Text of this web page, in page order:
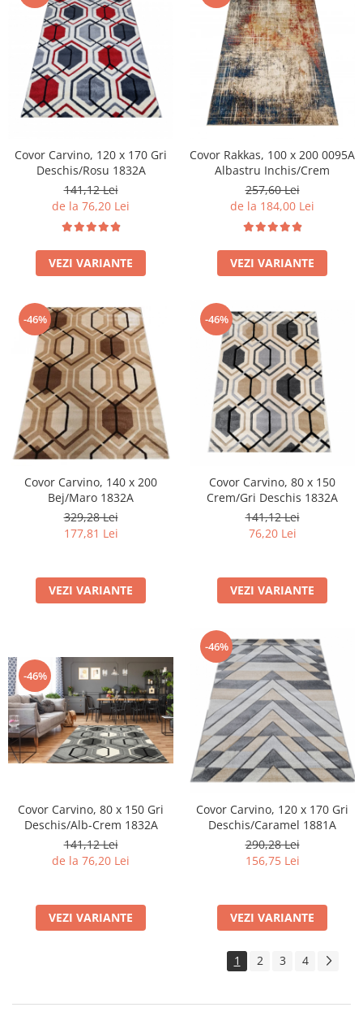
Covor Carvino, 120 x 170 Gri
Deschis/Rosu 1832A
141,12 Lei
de la 76,20 Lei
VEZI VARIANTE
Covor Rakkas, 100 x 200 0095A
Albastru Inchis/Crem
257,60 Lei
de la 184,00 Lei
VEZI VARIANTE
-46%
Covor Carvino, 140 x 200
Bej/Maro 1832A
329,28 Lei
177,81 Lei
VEZI VARIANTE
-46%
Covor Carvino, 80 x 150
Crem/Gri Deschis 1832A
141,12 Lei
76,20 Lei
VEZI VARIANTE
-46%
Covor Carvino, 80 x 150 Gri
Deschis/Alb-Crem 1832A
141,12 Lei
de la 76,20 Lei
VEZI VARIANTE
-46%
Covor Carvino, 120 x 170 Gri
Deschis/Caramel 1881A
290,28 Lei
156,75 Lei
VEZI VARIANTE
1 2 3 4